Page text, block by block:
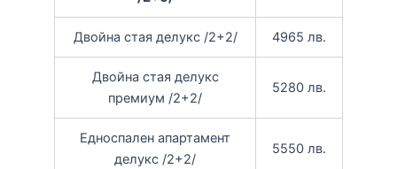
Двойна стая делукс /2+2/ 4965 лв.
Двойна стая делукс
премиум /2+2/
5280 лв.
Едноспален апартамент
делукс /2+2/
5550 лв.